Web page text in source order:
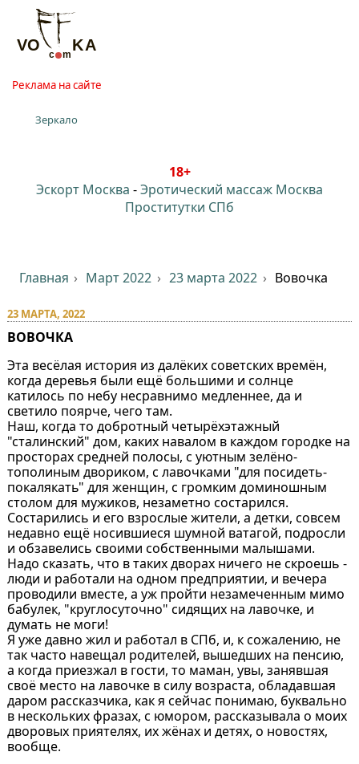
Реклама на сайте
Зеркало
18+
Эскорт Москва -Эротический массаж Москва
Проститутки СПб
Главная Март 2022 23 марта 2022 Вовочка
23 МАРТА, 2022
ВОВОЧКА
Эта весёлая история из далёких советских времён,
когда деревья были ещё большими и солнце
катилось по небу несравнимо медленнее, да и
светило поярче, чего там.
Наш, когда то добротный четырёхэтажный
"сталинский" дом, каких навалом в каждом городке на
просторах средней полосы, с уютным зелёно-
тополиным двориком, с лавочками "для посидеть-
покалякать" для женщин, с громким доминошным
столом для мужиков, незаметно состарился.
Состарились и его взрослые жители, а детки, совсем
недавно ещё носившиеся шумной ватагой, подросли
и обзавелись своими собственными малышами.
Надо сказать, что в таких дворах ничего не скроешь -
люди и работали на одном предприятии, и вечера
проводили вместе, а уж пройти незамеченным мимо
бабулек, "круглосуточно" сидящих на лавочке, и
думать не моги!
Я уже давно жил и работал в СПб, и, к сожалению, не
так часто навещал родителей, вышедших на пенсию,
а когда приезжал в гости, то маман, увы, занявшая
своё место на лавочке в силу возраста, обладавшая
даром рассказчика, как я сейчас понимаю, буквально
в нескольких фразах, с юмором, рассказывала о моих
дворовых приятелях, их жёнах и детях, о новостях,
вообще.